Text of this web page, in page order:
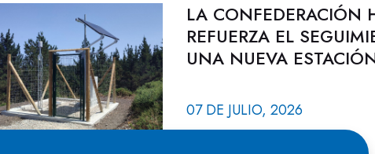
LA CONFEDERACIÓN
REFUERZA EL
UNA NUEVA
07 DE JULIO, 2026